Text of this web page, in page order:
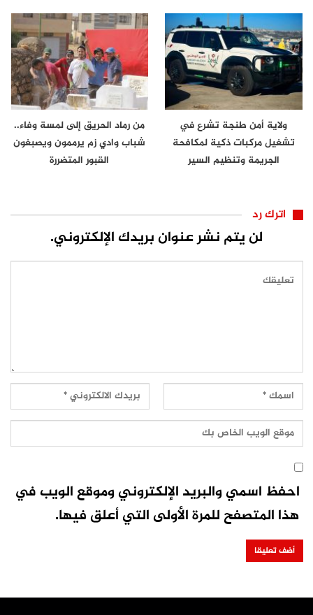
ولاية أمن طنجة تشرع في
تشغيل مركبات ذكية لمكافحة
الجريمة وتنظيم السير
من رماد الحريق إلى لمسة وفاء..
شباب وادي زم يرممون ويصبغون
القبور المتضررة
اترك رد
لن يتم نشر عنوان بريدك الإلكتروني.
احفظ اسمي والبريد الإلكتروني وموقع الويب في
هذا المتصفح للمرة الأولى التي أعلق فيها.